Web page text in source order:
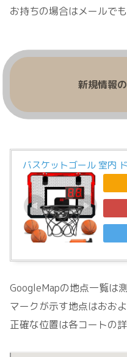
お持ちの場合はメールで
新規情報
バスケットゴール 室内
GoogleMapの地点一覧は
マークが示す地点はおお
正確な位置は各コートの